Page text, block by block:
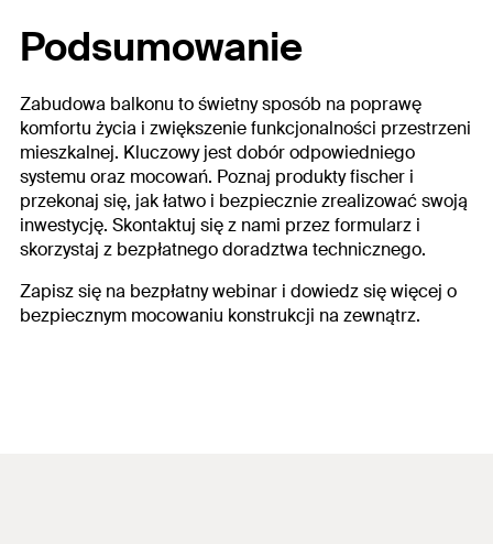
Podsumowanie
Zabudowa balkonu to świetny sposób na poprawę
komfortu życia i zwiększenie funkcjonalności przestrzeni
mieszkalnej. Kluczowy jest dobór odpowiedniego
systemu oraz mocowań. Poznaj produkty fischer i
przekonaj się, jak łatwo i bezpiecznie zrealizować swoją
inwestycję. Skontaktuj się z nami przez formularz i
skorzystaj z bezpłatnego doradztwa technicznego.
Zapisz się na bezpłatny webinar i dowiedz się więcej o
bezpiecznym mocowaniu konstrukcji na zewnątrz.